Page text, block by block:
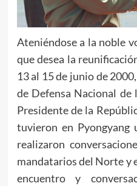
Ateniéndose a la noble
que desea la
13 al 15 de junio de
de Defensa Nacional
Presidente de la
tuvieron en
realizaron
mandatarios del Norte y
encuentro y